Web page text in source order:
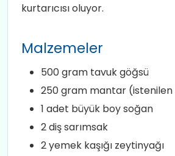
kurtarıcısı oluyor.
Malzemeler
500 gram tavuk göğsü
250 gram mantar
1 adet büyük boy soğan
2 diş sarımsak
2 yemek kaşığı zeytinyağı